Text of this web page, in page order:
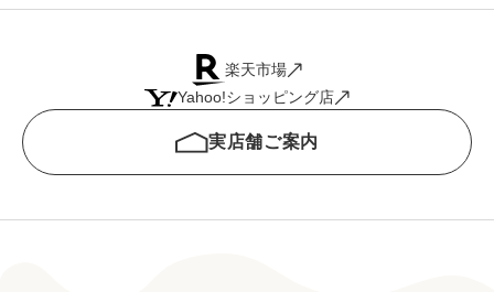
楽天市場
Yahoo!ショッピング店
実店舗ご案内